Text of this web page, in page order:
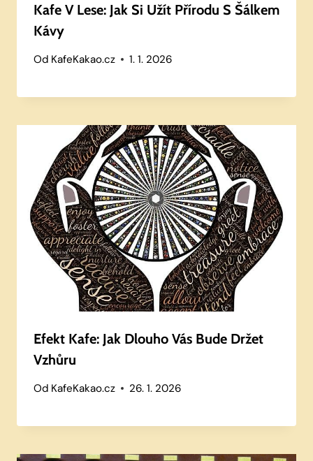
Kafe V Lese: Jak Si Užít Přírodu S Šálkem
Kávy
Od KafeKakao.cz 1. 1. 2026
Efekt Kafe: Jak Dlouho Vás Bude Držet
Vzhůru
Od KafeKakao.cz 26. 1. 2026